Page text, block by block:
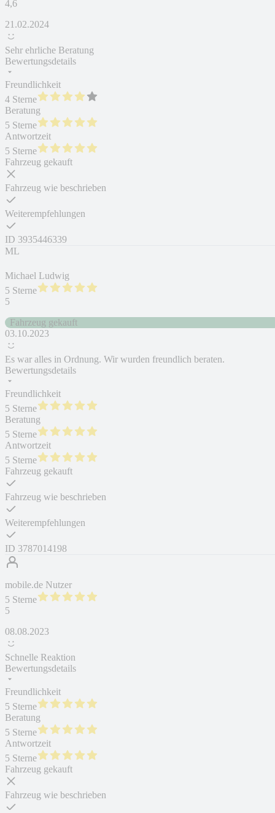
4,6
21.02.2024
Sehr ehrliche Beratung
Bewertungsdetails
Freundlichkeit
4 Sterne
Beratung
5 Sterne
Antwortzeit
5 Sterne
Fahrzeug gekauft
Fahrzeug wie beschrieben
Weiterempfehlungen
ID 3935446339
ML
Michael Ludwig
5 Sterne
5
Fahrzeug gekauft
03.10.2023
Es war alles in Ordnung. Wir wurden freundlich beraten.
Bewertungsdetails
Freundlichkeit
5 Sterne
Beratung
5 Sterne
Antwortzeit
5 Sterne
Fahrzeug gekauft
Fahrzeug wie beschrieben
Weiterempfehlungen
ID 3787014198
mobile.de Nutzer
5 Sterne
5
08.08.2023
Schnelle Reaktion
Bewertungsdetails
Freundlichkeit
5 Sterne
Beratung
5 Sterne
Antwortzeit
5 Sterne
Fahrzeug gekauft
Fahrzeug wie beschrieben